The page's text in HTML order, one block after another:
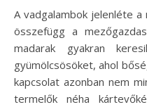
A vadgalambok jelenléte
összefügg a
madarak gyakran
gyümölcsösöket, ahol
kapcsolat azonban nem
termelők néha